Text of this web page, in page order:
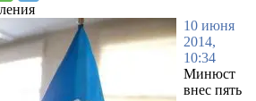
10 июня
2014,
10:34
Минюст
внес пять